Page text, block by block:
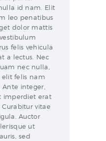
id nam. Elit
leo penatibus
dolor mattis
felis vehicula
a lectus. Nec
nec nulla,
elit felis nam
integer,
imperdiet erat
vitae
Auctor
ut
sed